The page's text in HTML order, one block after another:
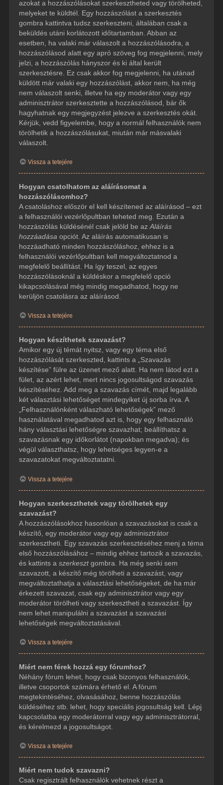
azokat a hozzászólásokat szerkesztheted vagy törölheted,
melyeket te küldtél. Egy hozzászólást a szerkesztés
gombra kattintva tudsz szerkeszteni, általában csak a
beküldés utáni korlátozott időtartamban. Abban az
esetben, ha valaki már válaszolt a hozzászólásodra, a
hozzászólásod alatt egy apró szöveg fog megjelenni, mely
jelzi, a hozzászólás hányszor és ki által került
szerkesztésre. Ez csak akkor fog megjelenni, ha utánad
küldött már valaki egy hozzászólást, akkor nem, ha még
nem válaszolt senki, illetve ha egy moderátor vagy egy
adminisztrátor szerkesztette a hozzászólásod, bár ők
hagyhatnak egy megjegyzést jelezve a szerkesztés okát.
Kérjük, vedd figyelembe, hogy a normál felhasználók nem
törölhetik a hozzászólásukat, miután már másvalaki
válaszolt.
Vissza a tetejére
Hogyan csatolhatom az aláírásomat a
hozzászólásomhoz?
A csatoláshoz először el kell készítened az aláírásod – ezt
a felhasználói vezérlőpultban teheted meg. Ezután a
hozzászólás küldésénél csak jelöld be az Aláírás
hozzáadása opciót. Az aláírás automatikusan is
hozzáadható minden hozzászóláshoz, ehhez is a
felhasználói vezérlőpultban kell megváltoztatnod a
megfelelő beállítást. Ha így teszel, az egyes
hozzászólásoknál a küldéskor a megfelelő opció
kikapcsolásával még mindig megadhatod, hogy ne
kerüljön csatolásra az aláírásod.
Vissza a tetejére
Hogyan készíthetek szavazást?
Amikor egy új témát nyitsz, vagy egy téma első
hozzászólását szerkeszted, kattints a „Szavazás
készítése” fülre az üzenet mező alatt. Ha nem látod ezt a
fület, az azért lehet, mert nincs jogosultságod szavazás
készítéséhez. Add meg a szavazás címét, majd legalább
két választási lehetőséget mindegyiket új sorba írva. A
„Felhasználónként válaszható lehetőségek” mező
használatával megadhatod azt is, hogy egy felhasználó
hány választási lehetőségre szavazhat; beállíthatsz a
szavazásnak egy időkorlátot (napokban megadva); és
végül választhatsz, hogy lehetséges legyen-e a
szavazatokat megváltoztatatni.
Vissza a tetejére
Hogyan szerkeszthetek vagy törölhetek egy
szavazást?
A hozzászólásokhoz hasonlóan a szavazásokat is csak a
készítő, egy moderátor vagy egy adminisztrátor
szerkesztheti. Egy szavazás szerkesztéséhez menj a téma
első hozzászólásához – mindig ehhez tartozik a szavazás,
és kattints a szerkesztgombra. Ha még senki sem
szavazott, a készítő még törölheti a szavazást, vagy
megváltoztathatja a választási lehetőségeket, de ha már
érkezett szavazat, csak egy adminisztrátor vagy egy
moderátor törölheti vagy szerkesztheti a szavazást. Így
nem lehet manipulálni a szavazást a szavazási
lehetőségek megváltoztatásával.
Vissza a tetejére
Miért nem férek hozzá egy fórumhoz?
Néhány fórum lehet, hogy csak bizonyos felhasználók,
illetve csoportok számára érhető el. A fórum
megtekintéséhez, olvasásához, benne hozzászólás
küldéséhez stb. lehet, hogy speciális jogosultság kell. Lépj
kapcsolatba egy moderátorral vagy egy adminisztrátorral,
és kérelmezd a jogosultságot.
Vissza a tetejére
Miért nem tudok szavazni?
Csak regisztrált felhasználók vehetnek részt a